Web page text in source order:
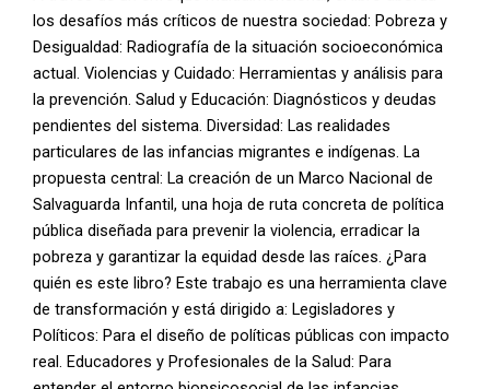
los desafíos más críticos de nuestra sociedad: Pobreza y
Desigualdad: Radiografía de la situación socioeconómica
actual. Violencias y Cuidado: Herramientas y análisis para
la prevención. Salud y Educación: Diagnósticos y deudas
pendientes del sistema. Diversidad: Las realidades
particulares de las infancias migrantes e indígenas. La
propuesta central: La creación de un Marco Nacional de
Salvaguarda Infantil, una hoja de ruta concreta de política
pública diseñada para prevenir la violencia, erradicar la
pobreza y garantizar la equidad desde las raíces. ¿Para
quién es este libro? Este trabajo es una herramienta clave
de transformación y está dirigido a: Legisladores y
Políticos: Para el diseño de políticas públicas con impacto
real. Educadores y Profesionales de la Salud: Para